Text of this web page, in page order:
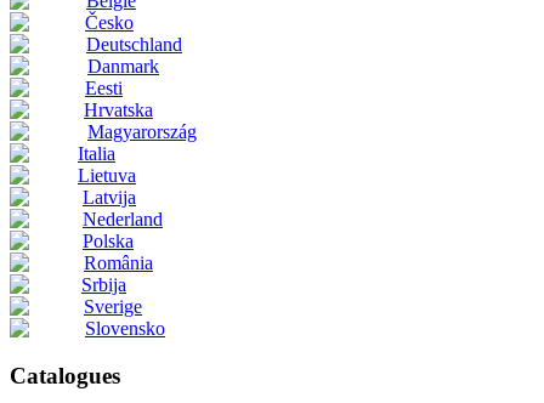
Česko
Deutschland
Danmark
Eesti
Hrvatska
Magyarország
Italia
Lietuva
Latvija
Nederland
Polska
România
Srbija
Sverige
Slovensko
Catalogues